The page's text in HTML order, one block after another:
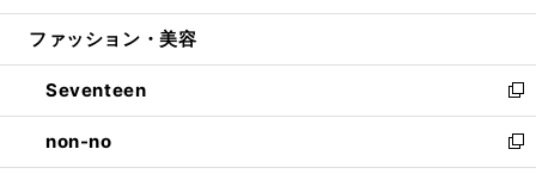
開
ウ
開
く
ン
ウ
で
開
く
ウ
ン
ド
ウ
で
開
ファッション・美容
Seventeen
新
し
い
non-no
新